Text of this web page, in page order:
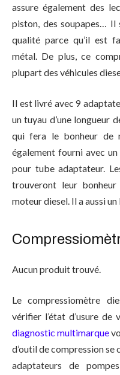
assure également des
piston, des soupapes… Il
qualité parce qu’il est
métal. De plus, ce
plupart des véhicules
Il est livré avec 9
un tuyau d’une longueur
qui fera le bonheur de
également fourni avec un
pour tube adaptateur.
trouveront leur
moteur diesel. Il a aussi
Aucun produit trouvé.
Le compressiomètre
vérifier l’état d’usure
diagnostic multimarque
d’outil de compression se
adaptateurs de